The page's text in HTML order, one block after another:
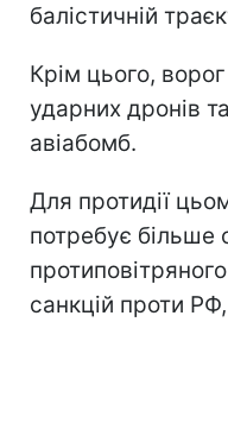
балістичній
Крім цього,
ударних дронів
авіабомб.
Для протидії
потребує більше
санкцій проти